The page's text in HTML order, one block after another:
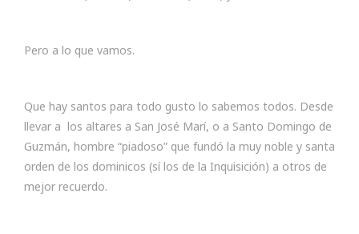
Pero a lo que vamos.
Que hay santos para todo gusto lo sabemos todos. Desde
llevar a los altares a San José Marí, o a Santo Domingo de
Guzmán, hombre “piadoso” que fundó la muy noble y santa
orden de los dominicos (sí los de la Inquisición) a otros de
mejor recuerdo.